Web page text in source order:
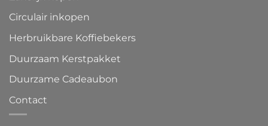
Circulair inkopen
Herbruikbare Koffiebekers
Duurzaam Kerstpakket
Duurzame Cadeaubon
Contact